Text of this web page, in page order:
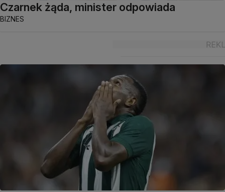
Czarnek żąda, minister odpowiada
BIZNES